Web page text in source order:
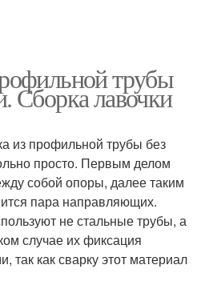
трубы
Сборка лавочки
из профильной трубы без
просто. Первым делом
собой опоры, далее таким
пара направляющих.
не стальные трубы, а
случае их фиксация
так как сварку этот материал